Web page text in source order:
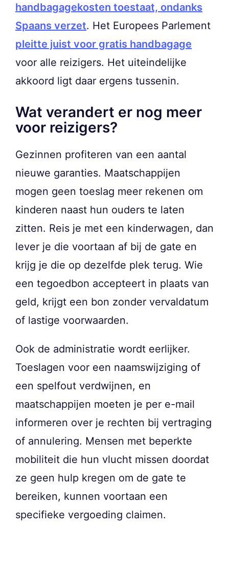
handbagagekosten toestaat, ondanks
Spaans verzet. Het Europees Parlement
pleitte juist voor gratis handbagage
voor alle reizigers. Het uiteindelijke
akkoord ligt daar ergens tussenin.
Wat verandert er nog meer
voor reizigers?
Gezinnen profiteren van een aantal
nieuwe garanties. Maatschappijen
mogen geen toeslag meer rekenen om
kinderen naast hun ouders te laten
zitten. Reis je met een kinderwagen, dan
lever je die voortaan af bij de gate en
krijg je die op dezelfde plek terug. Wie
een tegoedbon accepteert in plaats van
geld, krijgt een bon zonder vervaldatum
of lastige voorwaarden.
Ook de administratie wordt eerlijker.
Toeslagen voor een naamswijziging of
een spelfout verdwijnen, en
maatschappijen moeten je per e-mail
informeren over je rechten bij vertraging
of annulering. Mensen met beperkte
mobiliteit die hun vlucht missen doordat
ze geen hulp kregen om de gate te
bereiken, kunnen voortaan een
specifieke vergoeding claimen.